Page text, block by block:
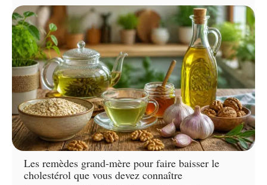
Les remèdes grand-mère pour faire baisser le
cholestérol que vous devez connaître